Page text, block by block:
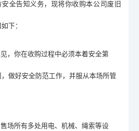
安全告知义务，现将你收购本公司废旧
下：
，你在收购过程中必须本着安全第
做好安全防范工作，并服从本场所管
场所有多处用电、机械、绳索等设